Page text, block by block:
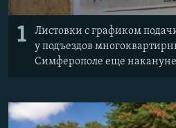
1
Листовки с графиком
у подъездов
Симферополе еще накануне